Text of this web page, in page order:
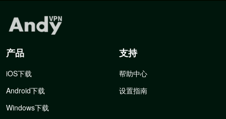
产品
iOS下载
Android下载
Windows下载
支持
帮助中心
设置指南